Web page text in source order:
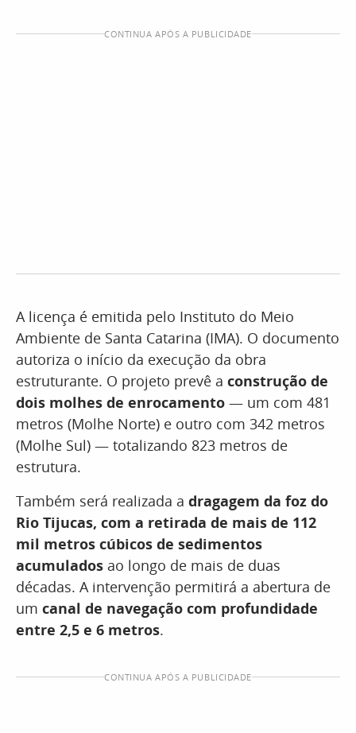
CONTINUA APÓS A PUBLICIDADE
A licença é emitida pelo Instituto do Meio
Ambiente de Santa Catarina (IMA). O documento
autoriza o início da execução da obra
estruturante. O projeto prevê a construção de
dois molhes de enrocamento — um com 481
metros (Molhe Norte) e outro com 342 metros
(Molhe Sul) — totalizando 823 metros de
estrutura.
Também será realizada a dragagem da foz do
Rio Tijucas, com a retirada de mais de 112
mil metros cúbicos de sedimentos
acumulados ao longo de mais de duas
décadas. A intervenção permitirá a abertura de
um canal de navegação com profundidade
entre 2,5 e 6 metros.
CONTINUA APÓS A PUBLICIDADE